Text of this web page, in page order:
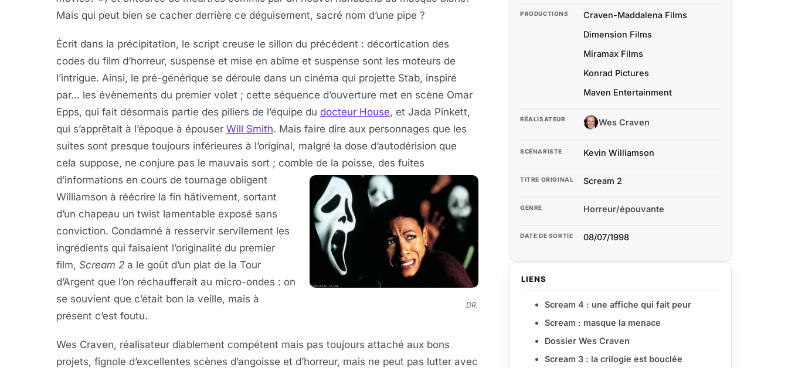
Mais qui peut bien se cacher derrière ce déguisement, sacré nom d’une pipe ?
Écrit dans la précipitation, le script creuse le sillon du précédent : décortication des
codes du film d’horreur, suspense et mise en abîme et suspense sont les moteurs de
l’intrigue. Ainsi, le pré-générique se déroule dans un cinéma qui projette Stab, inspiré
par… les évènements du premier volet ; cette séquence d’ouverture met en scène Omar
Epps, qui fait désormais partie des piliers de l’équipe du docteur House, et Jada Pinkett,
qui s’apprêtait à l’époque à épouser Will Smith. Mais faire dire aux personnages que les
suites sont presque toujours inférieures à l’original, malgré la dose d’autodérision que
cela suppose, ne conjure pas le mauvais sort ; comble de la poisse, des fuites
d’informations en cours de tournage obligent
DR.
Williamson à réécrire la fin hâtivement, sortant
d’un chapeau un twist lamentable exposé sans
conviction. Condamné à resservir servilement les
ingrédients qui faisaient l’originalité du premier
film, Scream 2 a le goût d’un plat de la Tour
d’Argent que l’on réchaufferait au micro-ondes : on
se souvient que c’était bon la veille, mais à
présent c’est foutu.
Wes Craven, réalisateur diablement compétent mais pas toujours attaché aux bons
projets, fignole d’excellentes scènes d’angoisse et d’horreur, mais ne peut pas lutter avec
PRODUCTIONS
Craven-Maddalena Films
Dimension Films
Miramax Films
Konrad Pictures
Maven Entertainment
RÉALISATEUR WC Wes Craven
SCÉNARISTE Kevin Williamson
TITRE ORIGINAL Scream 2
GENRE Horreur/épouvante
DATE DE SORTIE 08/07/1998
LIENS
Scream 4 : une affiche qui fait peur
Scream : masque la menace
Dossier Wes Craven
Scream 3 : la crilogie est bouclée